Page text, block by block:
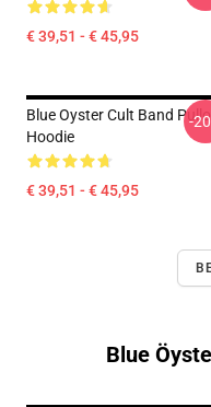
€ 39,51 - € 45,95
Blue Oyster Cult Band
Hoodie
€ 39,51 - € 45,95
-
Blue